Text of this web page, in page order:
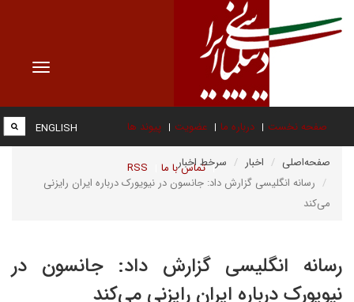
Toggle
صفحه نخست درباره ما عضویت پیوند ها
تماس با ما RSS
ENGLISH
صفحه‌اصلی اخبار
سرخط اخبار
رسانه انگلیسی گزارش داد: جانسون در نیویورک درباره ایران رایزنی
می‌کند
رسانه انگلیسی گزارش داد: جانسون در
نیویورک درباره ایران رایزنی می‌کند